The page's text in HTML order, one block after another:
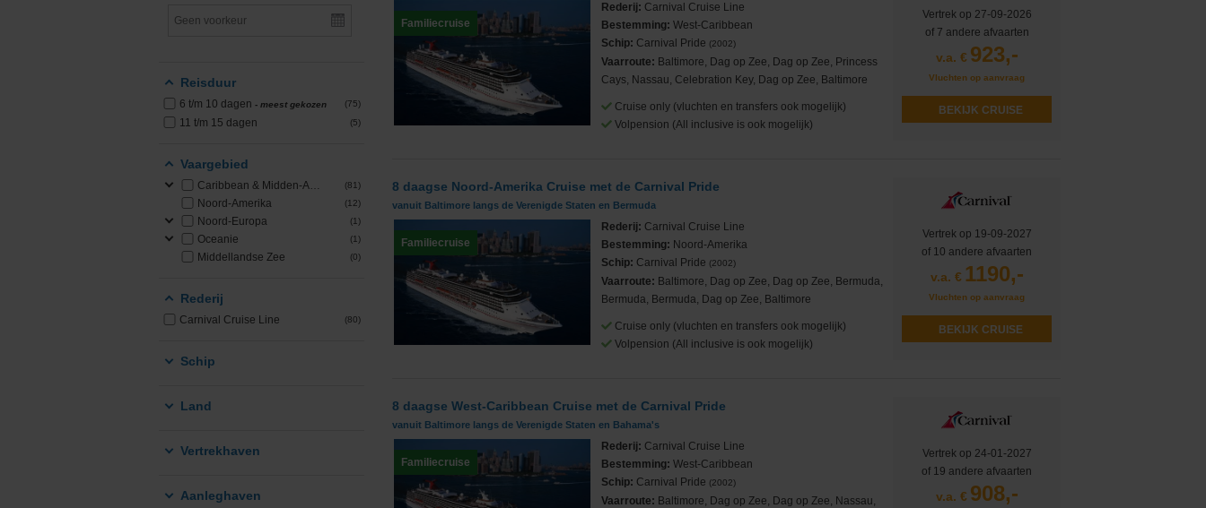
Oceania Cruises
PONANT
Regent Seven Seas Cruises
SeaDream Yacht Club
Reisduur
6 t/m 10 dagen - meest gekozen (75)
11 t/m 15 dagen (5)
Vaargebied
Caribbean & Midden-Amerika (81)
Noord-Amerika (12)
Noord-Europa (1)
Oceanie (1)
Middellandse Zee (0)
Rederij
Carnival Cruise Line (80)
Schip
Land
Vertrekhaven
Aanleghaven
Familiecruise
Rederij: Carnival Cruise Line
Bestemming:West-Caribbean
Schip: Carnival Pride (2002)
Vaarroute: Baltimore, Dag op Zee, Dag op Zee, Princess
Cays, Nassau, Celebration Key, Dag op Zee, Baltimore
Cruise only (vluchten en transfers ook mogelijk)
Volpension (All inclusive is ook mogelijk)
Vertrek op 27-09-2026
of 7 andere afvaarten
v.a. € 923,-
Vluchten op aanvraag
BEKIJK CRUISE
8 daagse Noord-Amerika Cruise met de Carnival Pride
vanuit Baltimore langs de Verenigde Staten en Bermuda
Familiecruise
Rederij: Carnival Cruise Line
Bestemming: Noord-Amerika
Schip: Carnival Pride (2002)
Vaarroute: Baltimore, Dag op Zee, Dag op Zee, Bermuda,
Bermuda, Bermuda, Dag op Zee, Baltimore
Cruise only (vluchten en transfers ook mogelijk)
Volpension (All inclusive is ook mogelijk)
Vertrek op 19-09-2027
of 10 andere afvaarten
v.a. € 1190,-
Vluchten op aanvraag
BEKIJK CRUISE
8 daagse West-Caribbean Cruise met de Carnival Pride
vanuit Baltimore langs de Verenigde Staten en Bahama's
Familiecruise
Rederij: Carnival Cruise Line
Bestemming:West-Caribbean
Schip: Carnival Pride (2002)
Vaarroute: Baltimore, Dag op Zee, Dag op Zee, Nassau,
Vertrek op 24-01-2027
of 19 andere afvaarten
v.a. € 908,-